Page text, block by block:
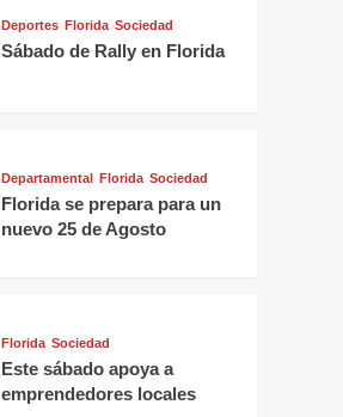
Deportes Florida Sociedad
Sábado de Rally en Florida
Departamental Florida Sociedad
Florida se prepara para un
nuevo 25 de Agosto
Florida Sociedad
Este sábado apoya a
emprendedores locales